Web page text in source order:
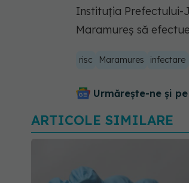
Instituția Prefectului-
Maramureș să
risc Maramures infectare
Urmărește-ne și
ARTICOLE SIMILARE